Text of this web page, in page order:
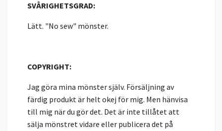
SVÅRIGHETSGRAD:
Lätt. "No sew" mönster.
COPYRIGHT:
Jag göra mina mönster själv. Försäljning av
färdig produkt är helt okej för mig. Men hänvisa
till mig när du gör det. Det är inte tillåtet att
sälja mönstret vidare eller publicera det på